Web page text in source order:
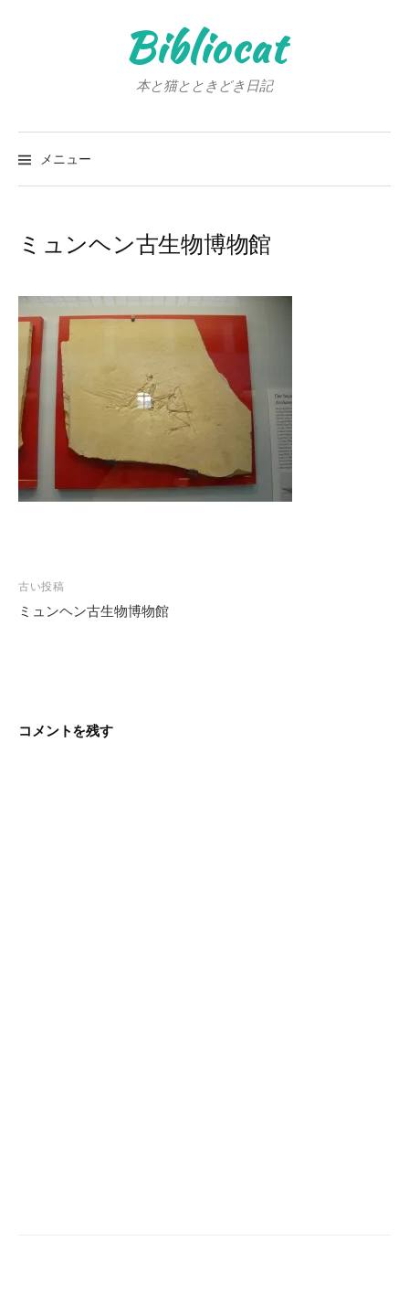
キ
Bibliocat
本と猫とときどき日記
メニュー
検
ミュンヘン古生物博物館
投
稿
ョ
古い投稿
ミュンヘン古生物博物館
コメントを残す